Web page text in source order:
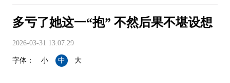
多亏了她这一“抱” 不然后果不堪设想
2026-03-31 13:07:29
字体： 小 中 大